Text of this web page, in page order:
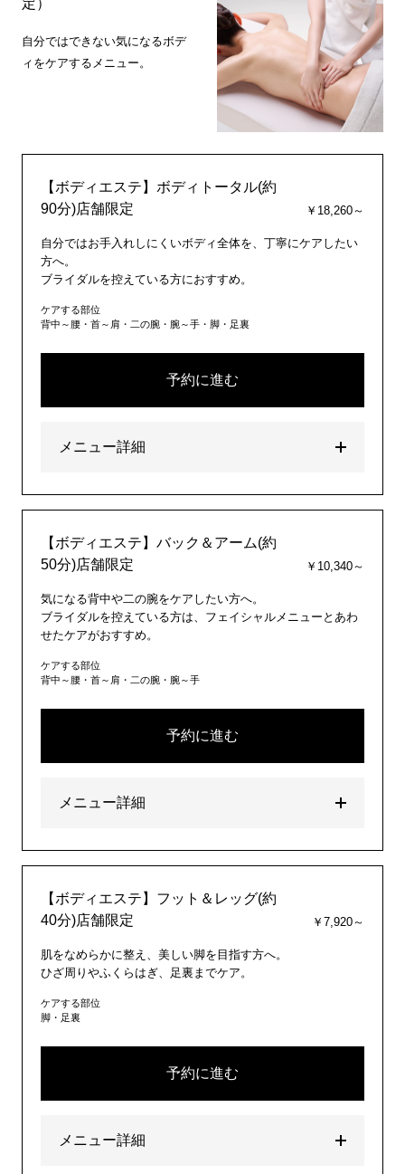
定）
自分ではできない気になるボデ
ィをケアするメニュー。
【ボディエステ】ボディトータル(約
90分)店舗限定
￥18,260～
自分ではお手入れしにくいボディ全体を、丁寧にケアしたい
方へ。
ブライダルを控えている方におすすめ。
ケアする部位
背中～腰・首～肩・二の腕・腕～手・脚・足裏
予約に進む
メニュー詳細
【ボディエステ】バック＆アーム(約
50分)店舗限定
￥10,340～
気になる背中や二の腕をケアしたい方へ。
ブライダルを控えている方は、フェイシャルメニューとあわ
せたケアがおすすめ。
ケアする部位
背中～腰・首～肩・二の腕・腕～手
予約に進む
メニュー詳細
【ボディエステ】フット＆レッグ(約
40分)店舗限定
￥7,920～
肌をなめらかに整え、美しい脚を目指す方へ。
ひざ周りやふくらはぎ、足裏までケア。
ケアする部位
脚・足裏
予約に進む
メニュー詳細